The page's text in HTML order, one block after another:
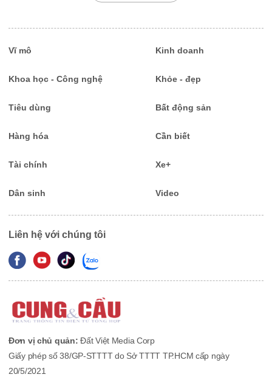
Vĩ mô Kinh doanh
Khoa học - Công nghệ Khỏe - đẹp
Tiêu dùng Bất động sản
Hàng hóa Cần biết
Tài chính Xe+
Dân sinh Video
Liên hệ với chúng tôi
Đơn vị chủ quản: Đất Việt Media Corp
Giấy phép số 38/GP-STTTT do Sở TTTT TP.HCM cấp ngày
20/5/2021